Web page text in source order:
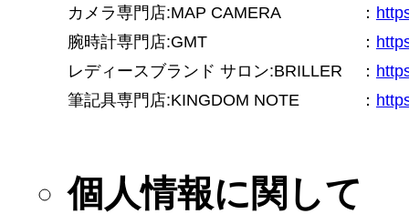
カメラ専門店:MAP CAMERA ：
腕時計専門店:GMT
：
レディースブランド サロン:BRILLER
：
筆記具専門店:KINGDOM NOTE
：
個人情報に関して